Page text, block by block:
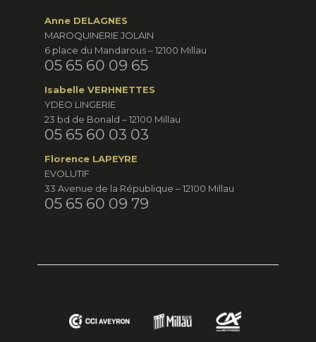
Anne DELAGNES
MAROQUINERIE JOLAIN
6 place du Mandarous – 12100 Millau
05 65 60 09 65
Isabelle VERHNETTES
YDEO LINGERIE
23 bd de Bonald – 12100 Millau
05 65 60 03 03
Florence LAPEYRE
EVOLUTIF
33 Avenue de la République – 12100 Millau
05 65 60 09 79